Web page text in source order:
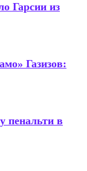
Гарсии из
Газизов:
пенальти в